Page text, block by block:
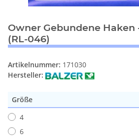
Owner Gebundene Haken
(RL-046)
Artikelnummer: 171030
Hersteller:
Größe
4
6